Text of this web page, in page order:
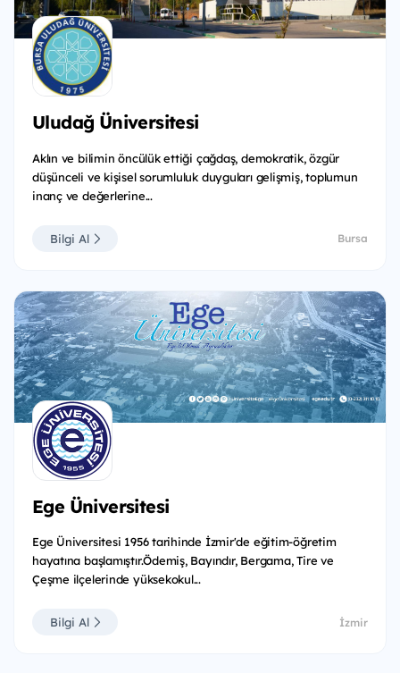
Uludağ Üniversitesi
Aklın ve bilimin öncülük ettiği çağdaş, demokratik, özgür
düşünceli ve kişisel sorumluluk duyguları gelişmiş, toplumun
inanç ve değerlerine...
Bilgi Al Bursa
Ege Üniversitesi
Ege Üniversitesi 1956 tarihinde İzmir'de eğitim-öğretim
hayatına başlamıştır.Ödemiş, Bayındır, Bergama, Tire ve
Çeşme ilçelerinde yüksekokul...
Bilgi Al İzmir